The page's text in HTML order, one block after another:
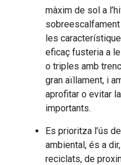
màxim de sol a
sobreescalfament
les
eficaç fusteria a
o triples amb
gran aïllament, i
aprofitar o evitar
importants.
Es prioritza l’ús
ambiental, és a
reciclats, de